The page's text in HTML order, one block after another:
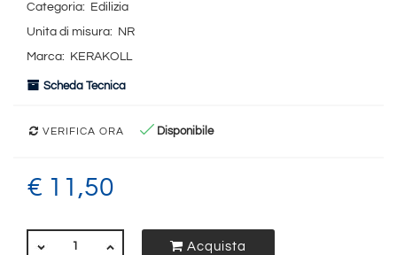
Categoria:
Edilizia
Unita di misura:
NR
Marca:
KERAKOLL
Scheda Tecnica
VERIFICA ORA Disponibile
€ 11,50
Acquista